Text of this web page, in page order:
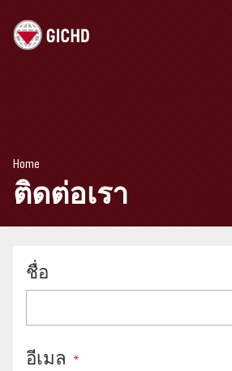
ความเสี่ยงและการดำเนินการทุ่นระเบิด
ทรัพยากร
Home
ติดต่อเรา
ชื่อ
อีเมล *